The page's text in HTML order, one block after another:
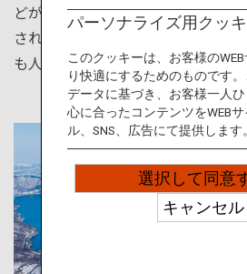
どが満喫できる札幌や函館をはじ
された北海道の最果て知床など見
も人気が高い北海道の魅力をご紹
パーソナライズ用クッ
このクッキーは、お客様の
り快適にするためのものです
データに基づき、お客様一人
心に合ったコンテンツをWEB
ル、SNS、広告にて提供します。
選択して同意
キャンセル